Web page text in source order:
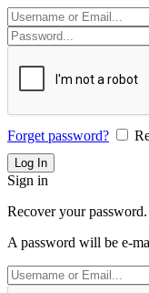
Forget password?
Sign in
Recover your password.
A password will be e-